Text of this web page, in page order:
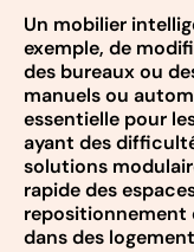
Un mobilier
exemple, de
des bureaux ou
manuels ou
essentielle pour
ayant des
solutions
rapide des
repositionnement
dans des